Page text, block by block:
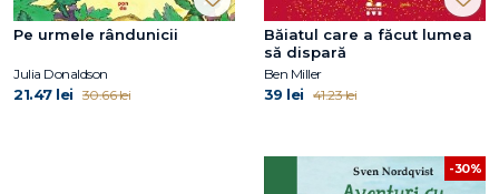
Pe urmele rândunicii
Julia Donaldson
21.47 lei 30.66 lei
Băiatul care a făcut lumea
să dispară
Ben Miller
39 lei 41.23 lei
-30%